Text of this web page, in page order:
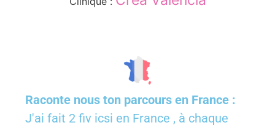
Raconte nous ton parcours en France :
J'ai fait 2 fiv icsi en France , à chaque